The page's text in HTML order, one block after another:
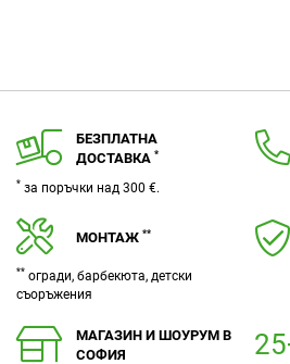
БЕЗПЛАТНА
ДОСТАВКА *
* за поръчки над 300 €.
МОНТАЖ **
** огради, барбекюта, детски
съоръжения
МАГАЗИН И ШОУРУМ В
СОФИЯ